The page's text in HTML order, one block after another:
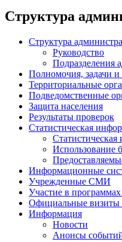
Структура
Структура
Руководство
Подразделения
Полномочия, задачи
Территориальные
Подведомственные
Защита населения
Результаты проверок
Статистическая
Использование
Информационные
Учрежденные СМИ
Участие в
Официальные визиты
Информация
Новости
Анонсы